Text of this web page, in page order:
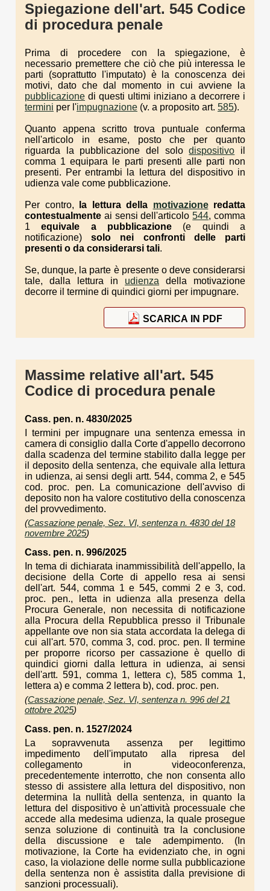
Spiegazione dell'art. 545 Codice
di procedura penale
Prima di procedere con la spiegazione, è
necessario premettere che ciò che più interessa le
parti (soprattutto l'imputato) è la conoscenza dei
motivi, dato che dal momento in cui avviene la
pubblicazione di questi ultimi iniziano a decorrere i
termini per l'impugnazione (v. a proposito art. 585).
Quanto appena scritto trova puntuale conferma
nell'articolo in esame, posto che per quanto
riguarda la pubblicazione del solodispositivo il
comma 1 equipara le parti presenti alle parti non
presenti. Per entrambi la lettura del dispositivo in
udienza vale come pubblicazione.
Per contro, la lettura della motivazioneredatta
contestualmente ai sensi dell'articolo544, comma
1equivale a pubblicazione (e quindi a
notificazione)solo nei confronti delle parti
presenti o da considerarsi tali.
Se, dunque, la parte è presente o deve considerarsi
tale, dalla lettura in udienza della motivazione
decorre il termine di quindici giorni per impugnare.
SCARICA IN PDF
Massime relative all'art. 545
Codice di procedura penale
Cass. pen. n. 4830/2025
I termini per impugnare una sentenza emessa in
camera di consiglio dalla Corte d'appello decorrono
dalla scadenza del termine stabilito dalla legge per
il deposito della sentenza, che equivale alla lettura
in udienza, ai sensi degli artt. 544, comma 2, e 545
cod. proc. pen. La comunicazione dell'avviso di
deposito non ha valore costitutivo della conoscenza
del provvedimento.
(Cassazione penale, Sez. VI, sentenza n. 4830 del 18
novembre 2025)
Cass. pen. n. 996/2025
In tema di dichiarata inammissibilità dell'appello, la
decisione della Corte di appello resa ai sensi
dell'art. 544, comma 1 e 545, commi 2 e 3, cod.
proc. pen., letta in udienza alla presenza della
Procura Generale, non necessita di notificazione
alla Procura della Repubblica presso il Tribunale
appellante ove non sia stata accordata la delega di
cui all'art. 570, comma 3, cod. proc. pen. Il termine
per proporre ricorso per cassazione è quello di
quindici giorni dalla lettura in udienza, ai sensi
dell'artt. 591, comma 1, lettera c), 585 comma 1,
lettera a) e comma 2 lettera b), cod. proc. pen.
(Cassazione penale, Sez. VI, sentenza n. 996 del 21
ottobre 2025)
Cass. pen. n. 1527/2024
La sopravvenuta assenza per legittimo
impedimento dell'imputato alla ripresa del
collegamento in videoconferenza,
precedentemente interrotto, che non consenta allo
stesso di assistere alla lettura del dispositivo, non
determina la nullità della sentenza, in quanto la
lettura del dispositivo è un'attività processuale che
accede alla medesima udienza, la quale prosegue
senza soluzione di continuità tra la conclusione
della discussione e tale adempimento. (In
motivazione, la Corte ha evidenziato che, in ogni
caso, la violazione delle norme sulla pubblicazione
della sentenza non è assistita dalla previsione di
sanzioni processuali).